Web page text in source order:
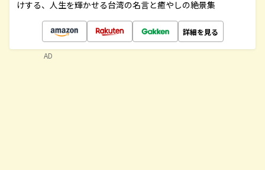
けする、人生を輝かせる台湾の名言と癒やしの絶景集
詳細を見る
AD